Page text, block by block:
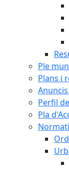
Ple
Plans i
Perfil
Pla